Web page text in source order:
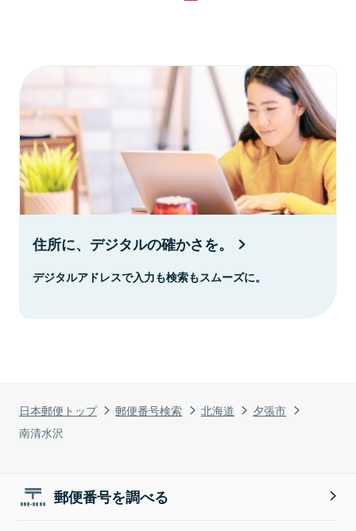
日本郵便トップ 郵便番号検索 北海道
夕張市
南清水沢
住所に、デジタルの確かさを。
デジタルアドレスで入力も検索もスムーズに。
郵便番号を調べる